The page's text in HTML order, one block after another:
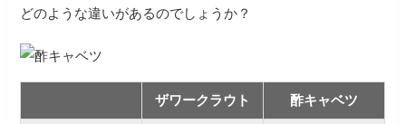
どのような違いがあるのでしょうか？
ザワークラウト 酢キャベツ